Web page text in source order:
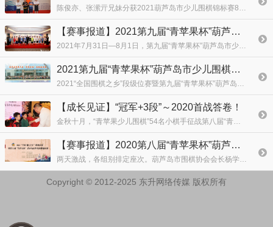
陈俊亦、张潆亓兄妹分获2021葫芦岛市少儿围棋锦标赛8岁组男、女冠军，杨环宇荣获季军。
【赛事报道】2021第九届“青苹果杯”葫芦岛市少儿围棋锦标赛
2021年7月31日—8月1日，第九届“青苹果杯”葫芦岛市少儿围棋锦标赛在东方丽都酒店成功举办。本次比赛将遴选葫芦岛市少年围棋队，代表葫芦岛市围棋协会参加国家级、省级少儿围棋比赛。
2021第九届“青苹果杯”葫芦岛市少儿围棋锦标赛竞赛规程
2021“全国围棋之乡”段级位赛暨第九届“青苹果杯”葫芦岛市少儿围棋锦标赛规程
【成长见证】“冠军+3段”～2020首战答卷！
金秋十月，“青苹果少儿围棋”54名小棋手征战第八届“青苹果杯”葫芦岛市少儿围棋锦标赛。两名学员晋升3段、5名学员晋升2段、10名学员晋升1段、12名学员晋升1级，其余学员均晋升相应
【赛事报道】2020第八届“青苹果杯”葫芦岛市少儿围棋锦标赛
两天激战，各组别排定座次。葫芦岛市围棋协会会长杨学军，“全国围棋之乡”龙港区围棋协会会长吕树东为获奖选手颁奖。
Copyright © 2012-2025 东升网络传媒 版权所有